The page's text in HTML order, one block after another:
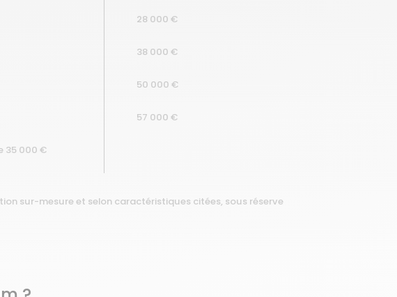
28 000 €
38 000 €
50 000 €
57 000 €
35 000 €
sur-mesure et selon caractéristiques citées, sous réserve